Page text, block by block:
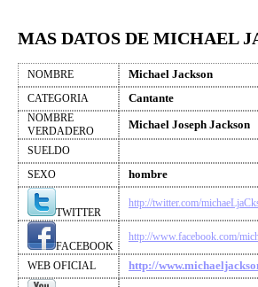
MAS DATOS DE MICHAEL
NOMBRE Michael Jackson
CATEGORIA Cantante
NOMBRE
VERDADERO
Michael Joseph Jackson
SUELDO
SEXO
hombre
TWITTER
http://twitter.com/
FACEBOOK
http://www.facebook.com/
WEB OFICIAL http://